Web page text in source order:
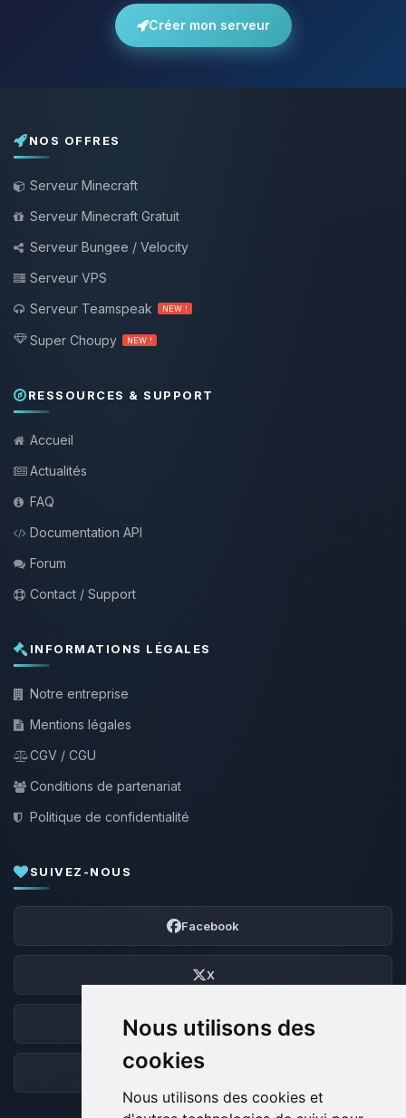
Nous utilisons des
cookies
Nous utilisons des cookies et
Créer mon serveur
NOS OFFRES
Serveur Minecraft
Serveur Minecraft Gratuit
Serveur Bungee / Velocity
Serveur VPS
Serveur Teamspeak
NEW !
Super Choupy NEW !
RESSOURCES & SUPPORT
Accueil
Actualités
FAQ
Documentation API
Forum
Contact / Support
INFORMATIONS LÉGALES
Notre entreprise
Mentions légales
CGV / CGU
Conditions de partenariat
Politique de confidentialité
SUIVEZ-NOUS
Facebook
X
Discord
Forum